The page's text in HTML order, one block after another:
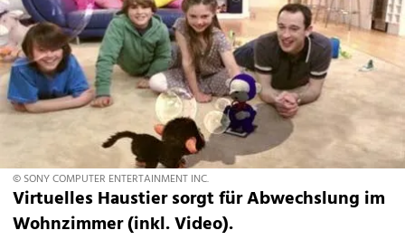
© SONY COMPUTER ENTERTAINMENT INC.
Virtuelles Haustier sorgt für Abwechslung im
Wohnzimmer (inkl. Video).